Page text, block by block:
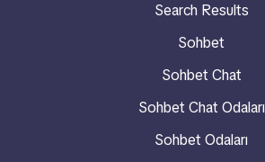
Search Results
Sohbet
Sohbet Chat
Sohbet Chat Odaları
Sohbet Odaları